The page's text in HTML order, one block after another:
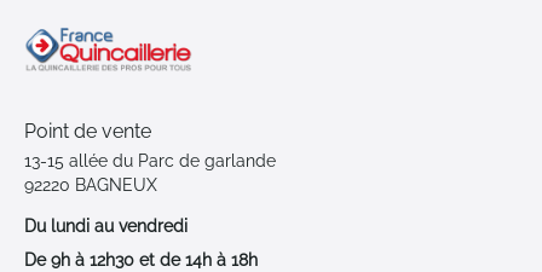
Point de vente
13-15 allée du Parc de garlande
92220 BAGNEUX
Du lundi au vendredi
De 9h à 12h30 et de 14h à 18h